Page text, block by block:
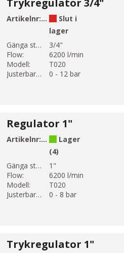
Artikelnr:E460-5-3C-12
Slut i
lager
Gänga storlek 1:
3/4"
Flow:
6200 l/min
Modell:
T020
Justerbart tryck:
0 - 12 bar
Regulator 1"
Artikelnr:E460-6-3C
Lager
(4)
Gänga storlek 1:
1"
Flow:
6200 l/min
Modell:
T020
Justerbart tryck:
0 - 8 bar
Trykregulator 1"